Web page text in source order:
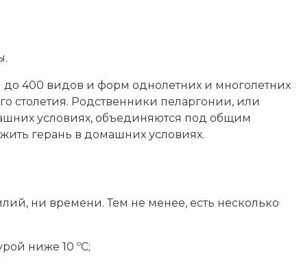
400 видов и форм однолетних и многолетних
столетия. Родственники пеларгонии, или
условиях, объединяются под общим
герань в домашних условиях.
ни времени. Тем не менее, есть несколько
ниже 10 ºC;